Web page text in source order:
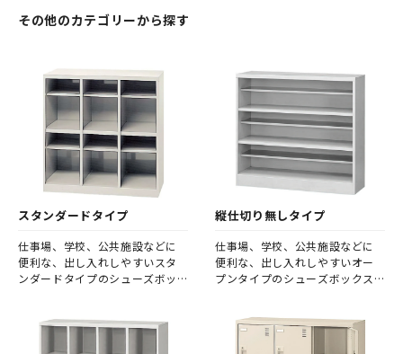
その他のカテゴリーから探す
スタンダードタイプ
仕事場、学校、公共施設などに
便利な、出し入れしやすいスタ
ンダードタイプのシューズボッ
ールなどを貼り、利用者、個人
縦仕切り無しタイプ
仕事場、学校、公共施設などに
便利な、出し入れしやすいオー
プンタイプのシューズボックス
ペースに融通が利きやすいこと